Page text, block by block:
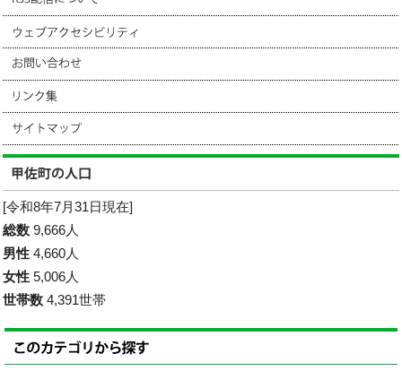
[令和8年7月31日現在]
総数 9,666人
男性 4,660人
女性 5,006人
世帯数 4,391世帯